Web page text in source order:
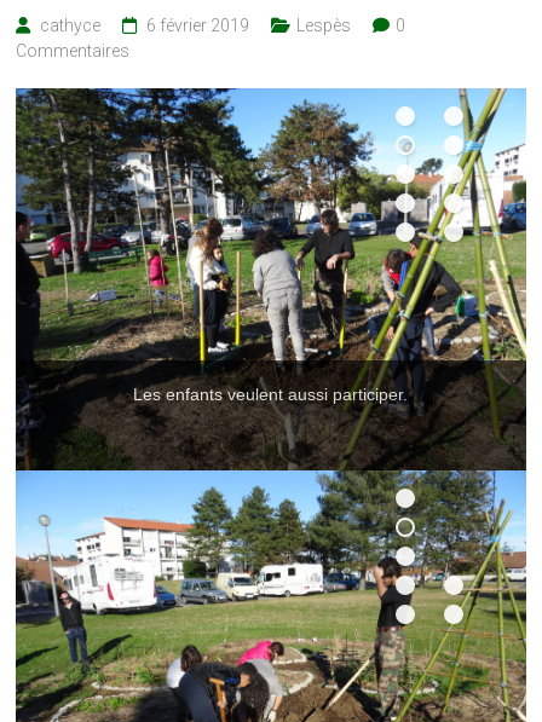
cathyce 6 février 2019 Lespès
0
Commentaires
Les enfants veulent aussi participer.